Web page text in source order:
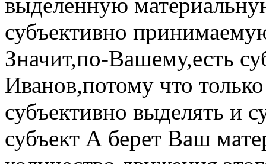
выделенную
субъективно
Значит,по-Вашему,есть
Иванов,потому что
субъективно выделять и
субъект А берет Ваш